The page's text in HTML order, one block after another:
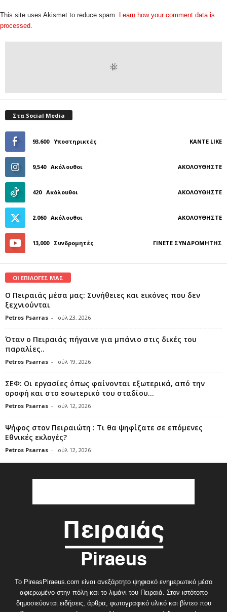
This site uses Akismet to reduce spam.
Learn how your comment data is
processed.
Στα Social Media
93,600 Υποστηρικτές ΚΆΝΤΕ LIKE
9,540 Ακόλουθοι ΑΚΟΛΟΥΘΉΣΤΕ
420 Ακόλουθοι ΑΚΟΛΟΥΘΉΣΤΕ
2,060 Ακόλουθοι ΑΚΟΛΟΥΘΉΣΤΕ
13,000 Συνδρομητές ΓΊΝΕΤΕ ΣΥΝΔΡΟΜΗΤΉΣ
ΟΙ ΕΠΙΛΟΓΕΣ ΜΑΣ
Ο Πειραιάς μέσα μας: Συνήθειες και εικόνες που δεν
ξεχνιούνται
Petros Psarras - Ιούλ 23, 2026
Όταν ο Πειραιάς πήγαινε για μπάνιο στις δικές του
παραλίες..
Petros Psarras - Ιούλ 19, 2026
ΣΕΦ: Οι εργασίες όπως φαίνονται εξωτερικά, από την
οροφή και στο εσωτερικό του σταδίου...
Petros Psarras - Ιούλ 12, 2026
Ψήφος στον Πειραιώτη : Τι θα ψηφίζατε σε επόμενες
Εθνικές εκλογές?
Petros Psarras - Ιούλ 12, 2026
Το PireasPiraeus.com είναι ανεξάρτητο ψηφιακό ενημερωτικό μέσο
αφιερωμένο στην πόλη και το λιμάνι του Πειραιά. Στον ιστότοπο
δημοσιεύονται ειδήσεις, άρθρα, φωτογραφικό υλικό και βίντεο που